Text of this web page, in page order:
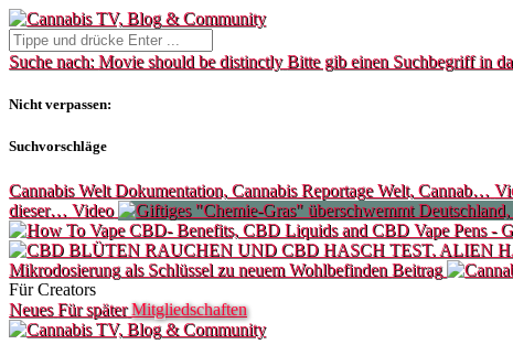
Suche nach: Movie should be distinctly Bitte gib einen Suchbegriff in
Nicht verpassen:
Suchvorschläge
Cannabis Welt Dokumentation, Cannabis Reportage Welt, Cannab…
dieser… Video
Mikrodosierung als Schlüssel zu neuem Wohlbefinden Beitrag
Für Creators
Neues Für später Mitgliedschaften